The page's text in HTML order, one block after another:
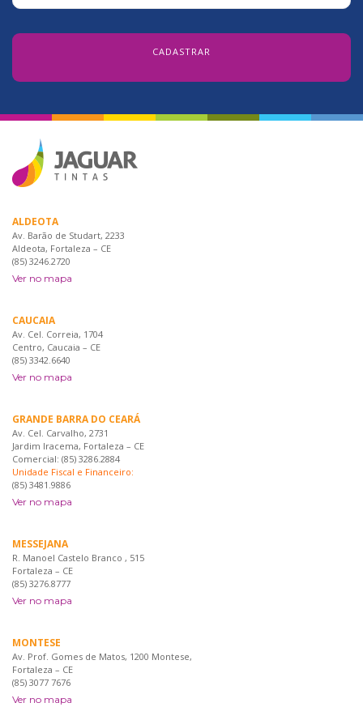
ALDEOTA
Av. Barão de Studart, 2233
Aldeota, Fortaleza – CE
(85) 3246.2720
Ver no mapa
CAUCAIA
Av. Cel. Correia, 1704
Centro, Caucaia – CE
(85) 3342.6640
Ver no mapa
GRANDE BARRA DO CEARÁ
Av. Cel. Carvalho, 2731
Jardim Iracema, Fortaleza – CE
Comercial: (85) 3286.2884
Unidade Fiscal e Financeiro:
(85) 3481.9886
Ver no mapa
MESSEJANA
R. Manoel Castelo Branco , 515
Fortaleza – CE
(85) 3276.8777
Ver no mapa
MONTESE
Av. Prof. Gomes de Matos, 1200 Montese,
Fortaleza – CE
(85) 3077 7676
Ver no mapa